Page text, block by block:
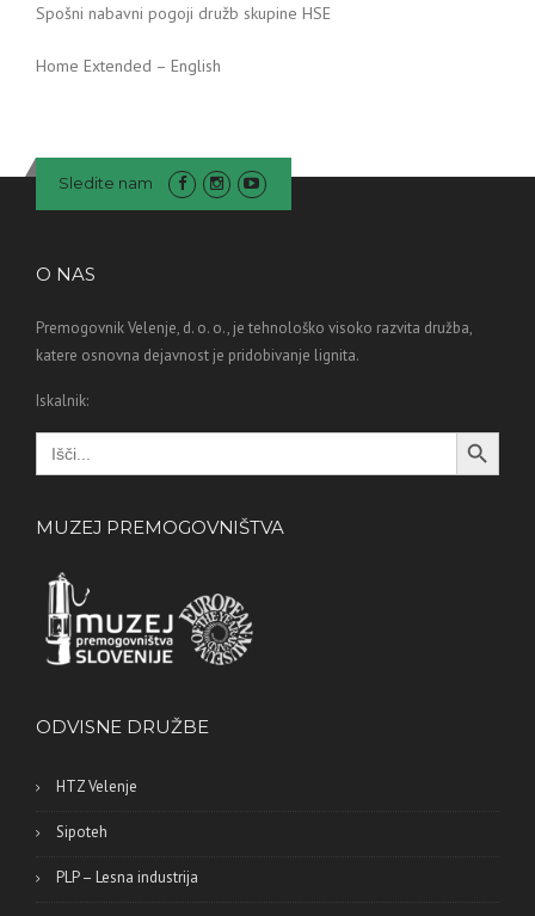
Spošni nabavni pogoji družb skupine HSE
Home Extended – English
Sledite nam
O NAS
Premogovnik Velenje, d. o. o., je tehnološko visoko razvita družba,
katere osnovna dejavnost je pridobivanje lignita.
Iskalnik:
Search
for:
Search Button
MUZEJ PREMOGOVNIŠTVA
ODVISNE DRUŽBE
HTZ Velenje
Sipoteh
PLP – Lesna industrija